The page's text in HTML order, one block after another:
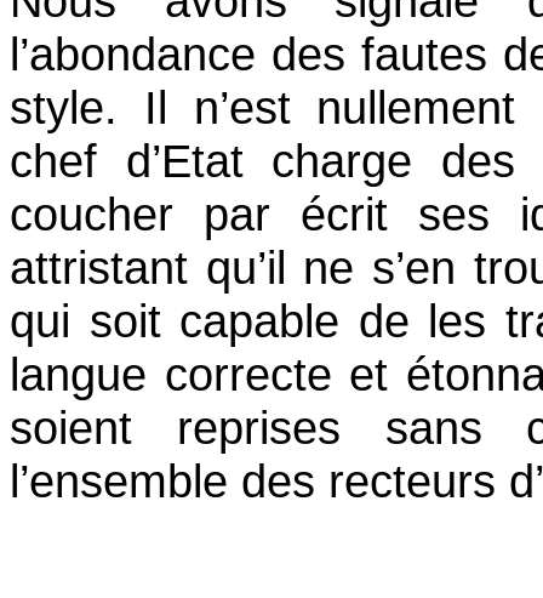
l’abondance des fautes
style. Il n’est nullement
chef d’Etat charge des
coucher par écrit ses
attristant qu’il ne s’en
qui soit capable de les
langue correcte et
soient reprises sans
l’ensemble des recteurs